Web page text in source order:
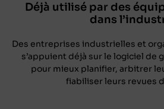
Déjà utilisé par des
dans
Des entreprises industrielles et
s’appuient déjà sur le logiciel de
pour mieux planifier, arbitrer
fiabiliser leurs revues